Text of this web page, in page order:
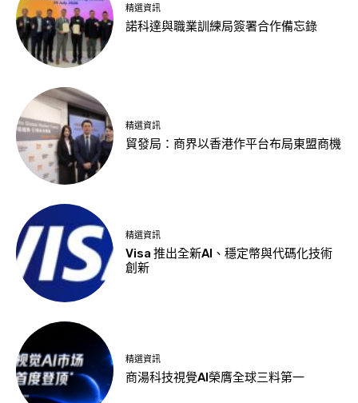
精選資訊
諾科達與職業訓練局簽署合作備忘錄
精選資訊
貿發局：商界以香港作平台布局東盟商機
精選資訊
Visa 推出全新AI、穩定幣與代碼化技術
創新
精選資訊
商湯科技視覺AI榮膺全球三料第一